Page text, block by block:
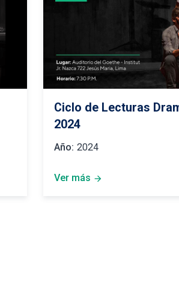
Ciclo de Lecturas
2024
Año: 2024
Ver más arrow_forward